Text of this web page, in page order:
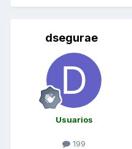
dsegurae
Usuarios
199